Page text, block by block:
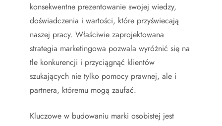
konsekwentne prezentowanie swojej wiedzy,
doświadczenia i wartości, które przyświecają
naszej pracy. Właściwie zaprojektowana
strategia marketingowa pozwala wyróżnić się na
tle konkurencji i przyciągnąć klientów
szukających nie tylko pomocy prawnej, ale i
partnera, któremu mogą zaufać.
Kluczowe w budowaniu marki osobistej jest